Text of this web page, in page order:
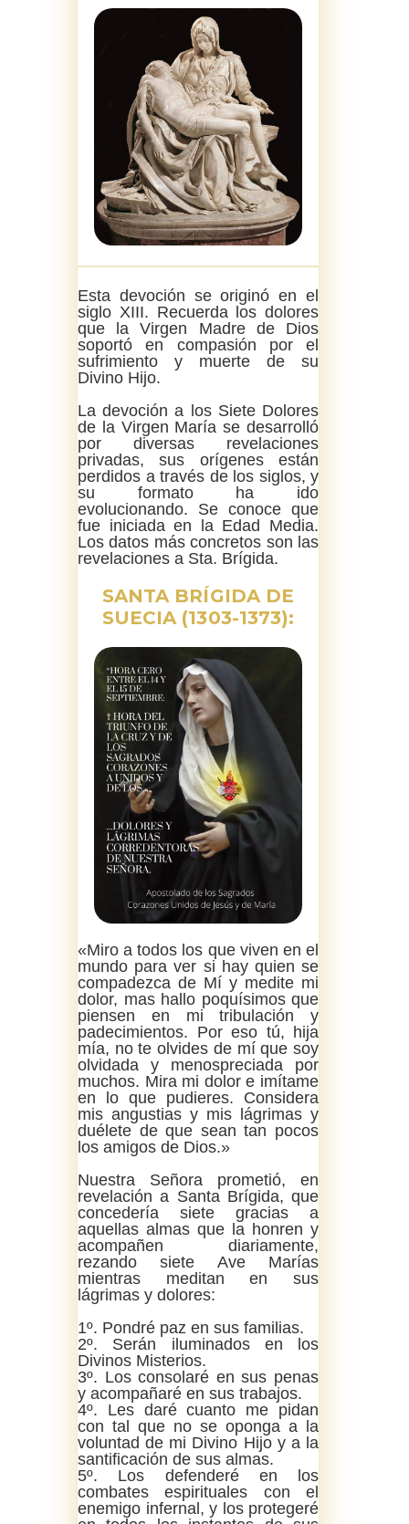
Esta devoción se originó en el
siglo XIII. Recuerda los dolores
que la Virgen Madre de Dios
soportó en compasión por el
sufrimiento y muerte de su
Divino Hijo.
La devoción a los Siete Dolores
de la Virgen María se desarrolló
por diversas revelaciones
privadas, sus orígenes están
perdidos a través de los siglos, y
su formato ha ido
evolucionando. Se conoce que
fue iniciada en la Edad Media.
Los datos más concretos son las
revelaciones a Sta. Brígida.
SANTA BRÍGIDA DE
SUECIA (1303-1373):
«Miro a todos los que viven en el
mundo para ver si hay quien se
compadezca de Mí y medite mi
dolor, mas hallo poquísimos que
piensen en mi tribulación y
padecimientos. Por eso tú, hija
mía, no te olvides de mí que soy
olvidada y menospreciada por
muchos. Mira mi dolor e imítame
en lo que pudieres. Considera
mis angustias y mis lágrimas y
duélete de que sean tan pocos
los amigos de Dios.»
Nuestra Señora prometió, en
revelación a Santa Brígida, que
concedería siete gracias a
aquellas almas que la honren y
acompañen diariamente,
rezando siete Ave Marías
mientras meditan en sus
lágrimas y dolores:
1º. Pondré paz en sus familias.
2º. Serán iluminados en los
Divinos Misterios.
3º. Los consolaré en sus penas
y acompañaré en sus trabajos.
4º. Les daré cuanto me pidan
con tal que no se oponga a la
voluntad de mi Divino Hijo y a la
santificación de sus almas.
5º. Los defenderé en los
combates espirituales con el
enemigo infernal, y los protegeré